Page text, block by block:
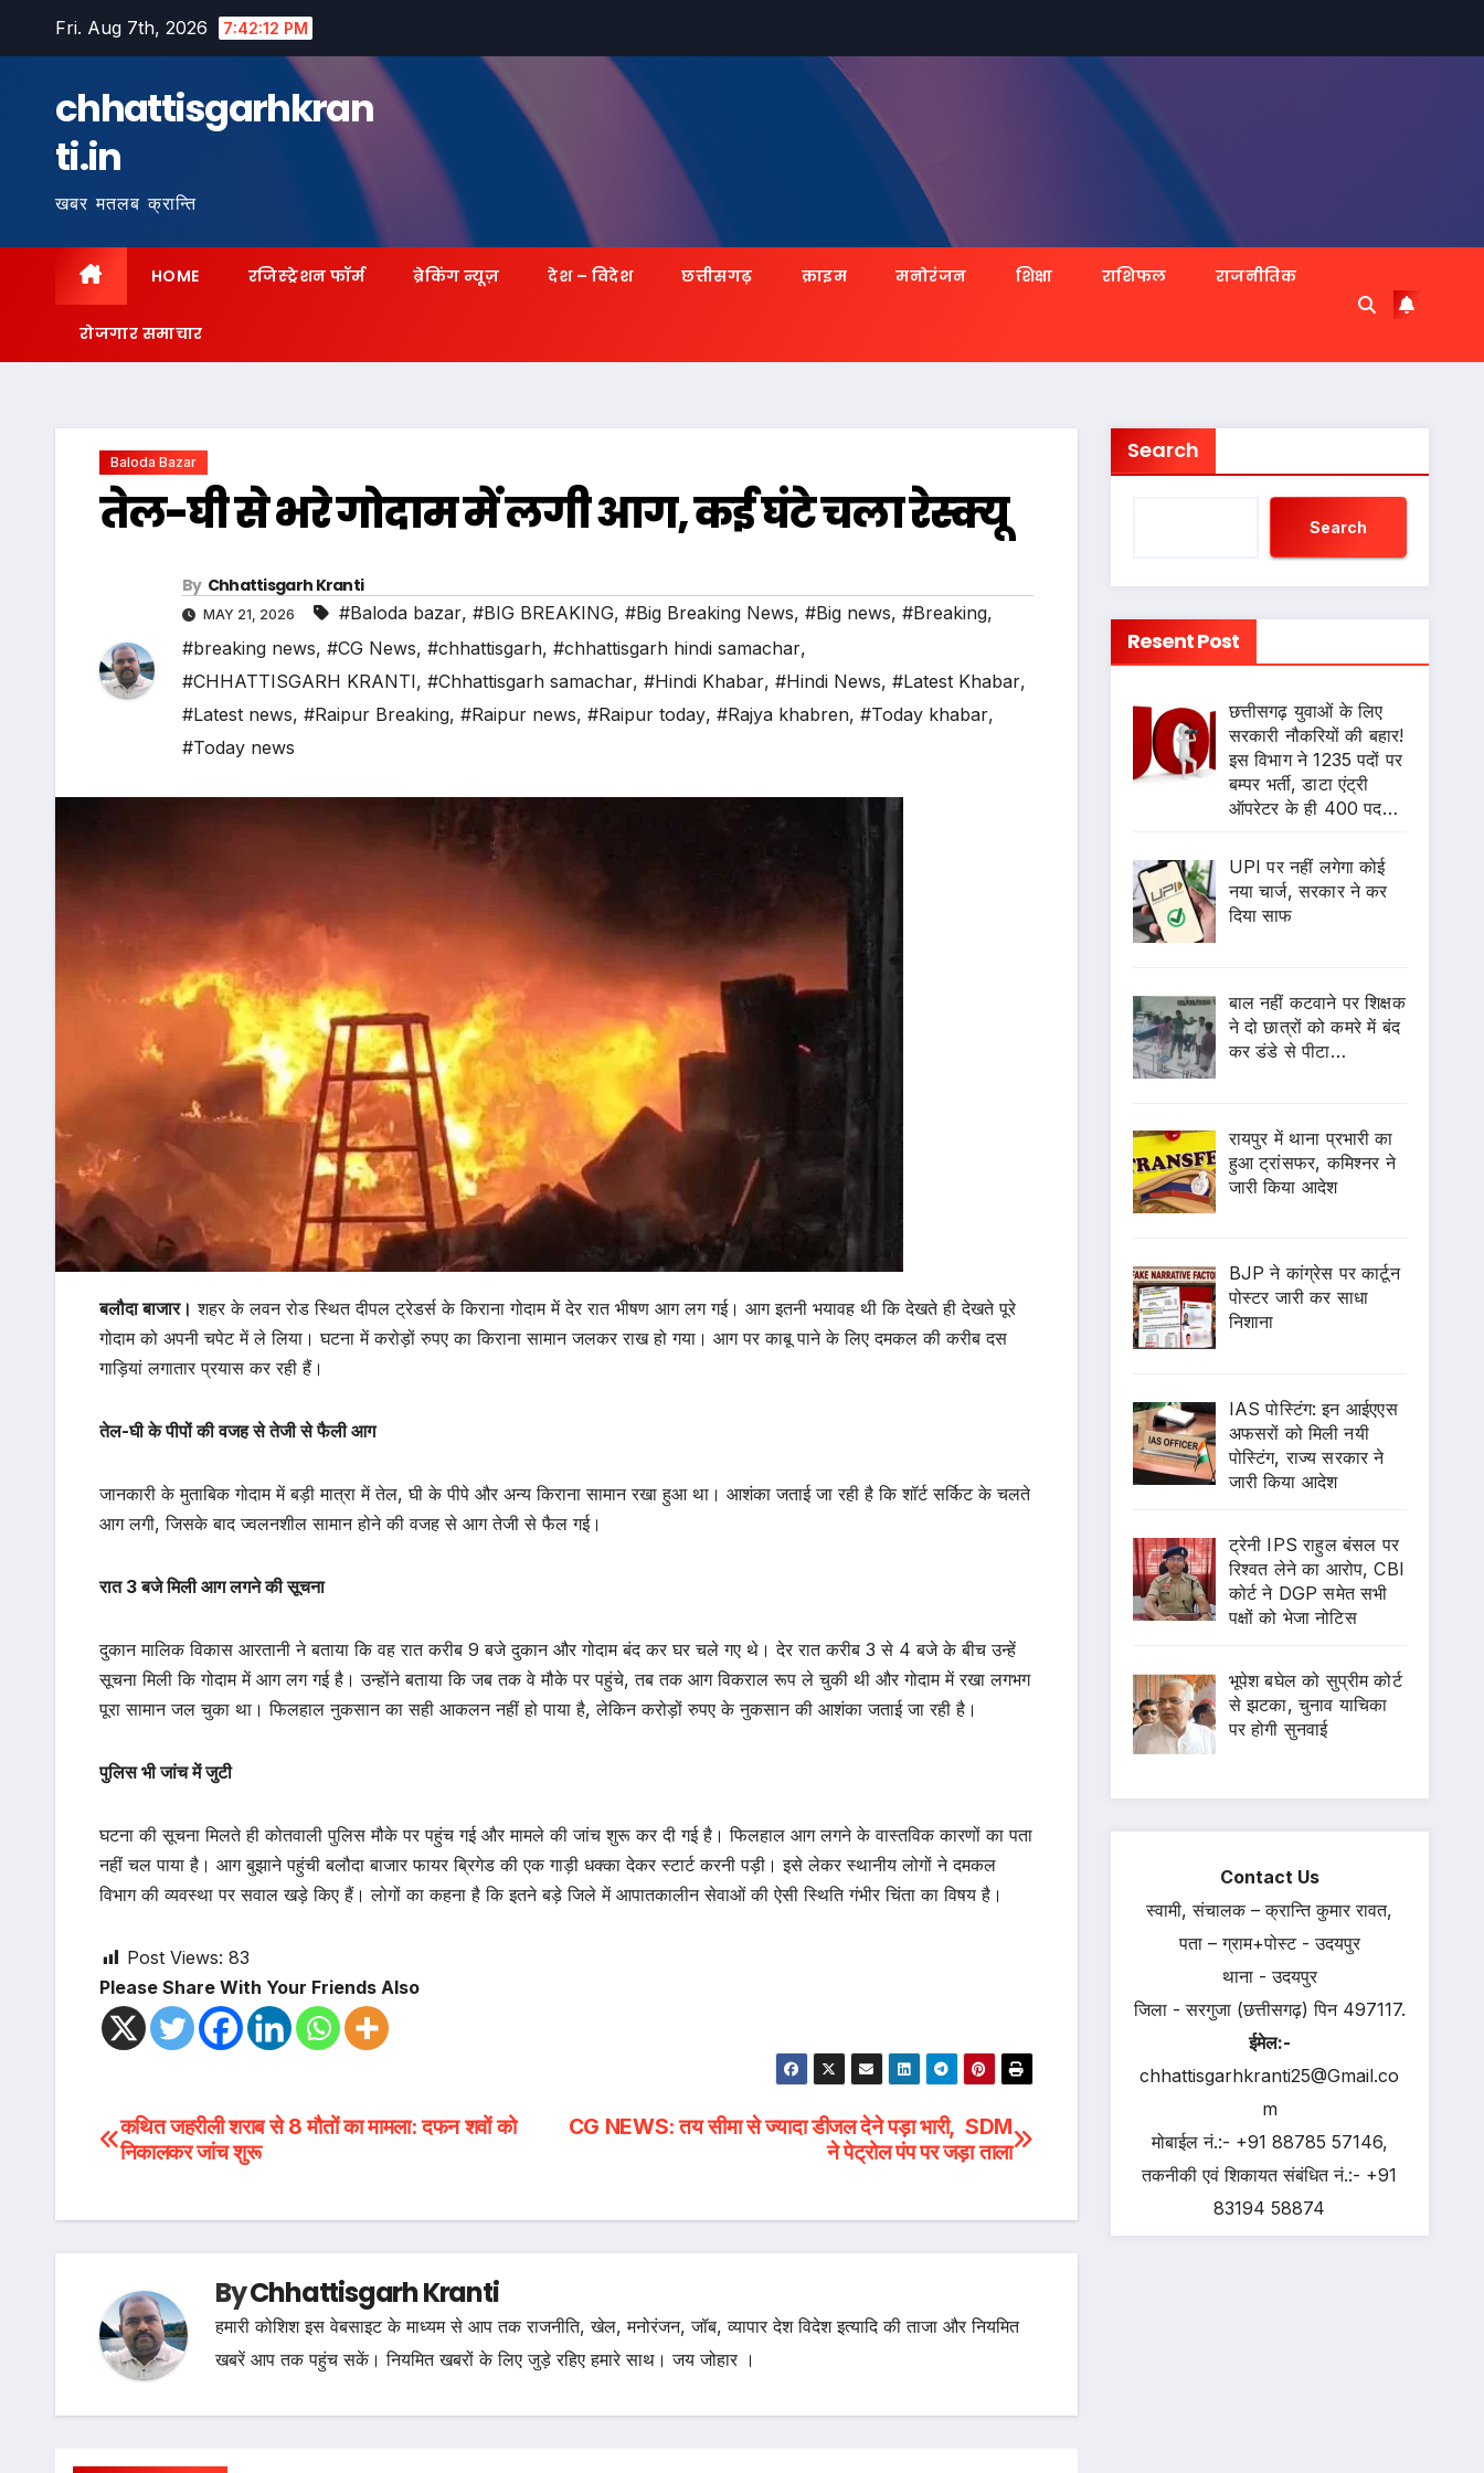
Fri. Aug 7th, 2026 7:42:13 PM
chhattisgarhkran
ti.in
खबर मतलब क्रान्ति
HOME रजिस्ट्रेशन फॉर्म ब्रेकिंग न्यूज़ देश – विदेश छत्तीसगढ़ क्राइम मनोरंजन शिक्षा राशिफल राजनीतिक
रोजगार समाचार
Baloda Bazar
तेल-घी से भरे गोदाम में लगी आग, कई घंटे चला रेस्क्यू
By Chhattisgarh Kranti
MAY 21, 2026 #Baloda bazar, #BIG BREAKING, #Big Breaking News, #Big news, #Breaking,
#breaking news, #CG News, #chhattisgarh, #chhattisgarh hindi samachar,
#CHHATTISGARH KRANTI, #Chhattisgarh samachar, #Hindi Khabar, #Hindi News, #Latest Khabar,
#Latest news, #Raipur Breaking, #Raipur news, #Raipur today, #Rajya khabren, #Today khabar,
#Today news
बलौदा बाजार। शहर के लवन रोड स्थित दीपल ट्रेडर्स के किराना गोदाम में देर रात भीषण आग लग गई। आग इतनी भयावह थी कि देखते ही देखते पूरे
गोदाम को अपनी चपेट में ले लिया। घटना में करोड़ों रुपए का किराना सामान जलकर राख हो गया। आग पर काबू पाने के लिए दमकल की करीब दस
गाड़ियां लगातार प्रयास कर रही हैं।
तेल-घी के पीपों की वजह से तेजी से फैली आग
जानकारी के मुताबिक गोदाम में बड़ी मात्रा में तेल, घी के पीपे और अन्य किराना सामान रखा हुआ था। आशंका जताई जा रही है कि शॉर्ट सर्किट के चलते
आग लगी, जिसके बाद ज्वलनशील सामान होने की वजह से आग तेजी से फैल गई।
रात 3 बजे मिली आग लगने की सूचना
दुकान मालिक विकास आरतानी ने बताया कि वह रात करीब 9 बजे दुकान और गोदाम बंद कर घर चले गए थे। देर रात करीब 3 से 4 बजे के बीच उन्हें
सूचना मिली कि गोदाम में आग लग गई है। उन्होंने बताया कि जब तक वे मौके पर पहुंचे, तब तक आग विकराल रूप ले चुकी थी और गोदाम में रखा लगभग
पूरा सामान जल चुका था। फिलहाल नुकसान का सही आकलन नहीं हो पाया है, लेकिन करोड़ों रुपए के नुकसान की आशंका जताई जा रही है।
पुलिस भी जांच में जुटी
घटना की सूचना मिलते ही कोतवाली पुलिस मौके पर पहुंच गई और मामले की जांच शुरू कर दी गई है। फिलहाल आग लगने के वास्तविक कारणों का पता
नहीं चल पाया है। आग बुझाने पहुंची बलौदा बाजार फायर ब्रिगेड की एक गाड़ी धक्का देकर स्टार्ट करनी पड़ी। इसे लेकर स्थानीय लोगों ने दमकल
विभाग की व्यवस्था पर सवाल खड़े किए हैं। लोगों का कहना है कि इतने बड़े जिले में आपातकालीन सेवाओं की ऐसी स्थिति गंभीर चिंता का विषय है।
Post Views: 83
Please Share With Your Friends Also
Post
navigation
CG NEWS: तय सीमा से ज्यादा डीजल देने पड़ा भारी, SDM
ने पेट्रोल पंप पर जड़ा ताला
कथित जहरीली शराब से 8 मौतों का मामला: दफन शवों को
निकालकर जांच शुरू
ByChhattisgarh Kranti
हमारी कोशिश इस वेबसाइट के माध्यम से आप तक राजनीति, खेल, मनोरंजन, जॉब, व्यापार देश विदेश इत्यादि की ताजा और नियमित
खबरें आप तक पहुंच सकें। नियमित खबरों के लिए जुड़े रहिए हमारे साथ। जय जोहार ।
Search
Search
Resent Post
छत्तीसगढ़ युवाओं के लिए
सरकारी नौकरियों की बहार!
इस विभाग ने 1235 पदों पर
बम्पर भर्ती, डाटा एंट्री
ऑपरेटर के ही 400 पद…
UPI पर नहीं लगेगा कोई
नया चार्ज, सरकार ने कर
दिया साफ
बाल नहीं कटवाने पर शिक्षक
ने दो छात्रों को कमरे में बंद
कर डंडे से पीटा…
रायपुर में थाना प्रभारी का
हुआ ट्रांसफर, कमिश्नर ने
जारी किया आदेश
BJP ने कांग्रेस पर कार्टून
पोस्टर जारी कर साधा
निशाना
IAS पोस्टिंग: इन आईएएस
अफसरों को मिली नयी
पोस्टिंग, राज्य सरकार ने
जारी किया आदेश
ट्रेनी IPS राहुल बंसल पर
रिश्वत लेने का आरोप, CBI
कोर्ट ने DGP समेत सभी
पक्षों को भेजा नोटिस
भूपेश बघेल को सुप्रीम कोर्ट
से झटका, चुनाव याचिका
पर होगी सुनवाई
Contact Us
स्वामी, संचालक – क्रान्ति कुमार रावत,
पता – ग्राम+पोस्ट - उदयपुर
थाना - उदयपुर
जिला - सरगुजा (छत्तीसगढ़) पिन 497117.
ईमेल:-
chhattisgarhkranti25@Gmail.co
m
मोबाईल नं.:- +91 88785 57146,
तकनीकी एवं शिकायत संबंधित नं.:- +91
83194 58874